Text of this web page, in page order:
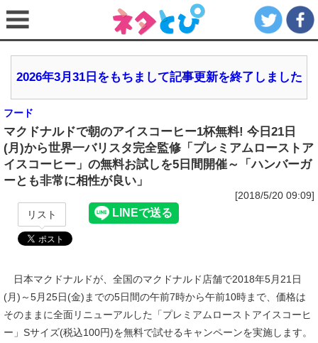
2026年3月31日をもちまして記事更新を終了しました
フード
マクドナルドで朝のアイスコーヒー1杯無料! 今日21日
(月)から世界一バリスタ完全監修「プレミアムローストア
イスコーヒー」の無料お試しを5日間開催～「ハンバーガ
ーとも非常に相性が良い」
[2018/5/20 09:09]
リスト
日本マクドナルドが、全国のマクドナルド店舗で2018年5月21日
(月)～5月25日(金)までの5日間の午前7時から午前10時まで、価格は
そのままに全面リニューアルした「プレミアムローストアイスコーヒ
ー」Sサイズ(税込100円)を無料で試せるキャンペーンを実施します。